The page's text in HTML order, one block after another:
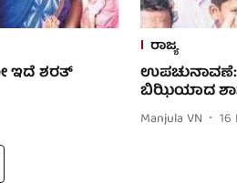
ಇದೆ ಶರತ್
ರಾಜ್ಯ
ಉಪಚುನಾವಣೆ:
ಬಿಝಿಯಾದ
Manjula VN 16